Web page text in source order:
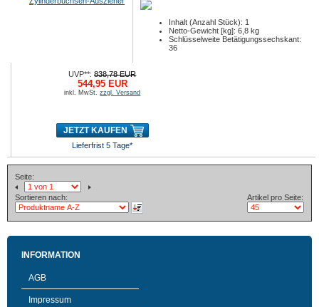
Inhalt (Anzahl Stück): 1
Netto-Gewicht [kg]: 6,8 kg
Schlüsselweite Betätigungssechskant:
36
UVP**:838,78 EUR
544,95 EUR
inkl. MwSt.zzgl. Versand
JETZT KAUFEN
Lieferfrist 5 Tage*
Seite:
Sortieren nach: Artikel pro Seite:
INFORMATION
AGB
Impressum